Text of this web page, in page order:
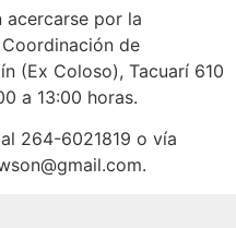
acercarse por la
de
(Ex Coloso), Tacuarí 610
a 13:00 horas.
264-6021819 o vía
.